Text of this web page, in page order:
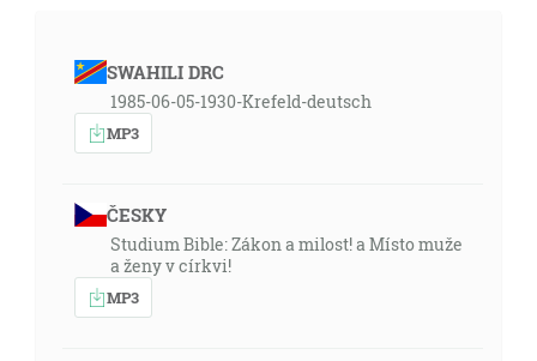
SWAHILI DRC
1985-06-05-1930-Krefeld-deutsch
MP3
ČESKY
Studium Bible: Zákon a milost! a Místo muže
a ženy v církvi!
MP3